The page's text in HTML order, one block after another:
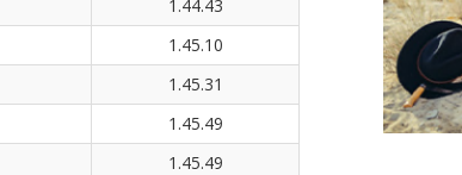
1.44.43
1.45.10
1.45.31
1.45.49
1.45.49